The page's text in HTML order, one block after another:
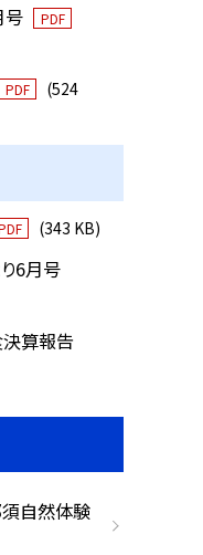
号 PDF
PDF
(524
(343 KB)
6月号
算報告
須自然体験